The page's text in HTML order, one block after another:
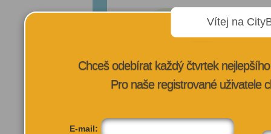
Vítej na
Chceš odebírat každý čtvrtek
Pro naše registrované uživatele
E-mail: